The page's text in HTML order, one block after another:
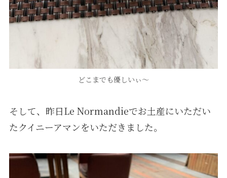
どこまでも優しいぃ〜
そして、昨日Le Normandieでお土産にいただい
たクイニーアマンをいただきました。